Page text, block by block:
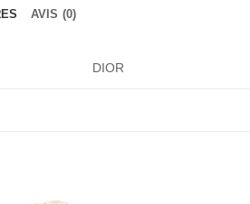
AVIS (0)
DIOR